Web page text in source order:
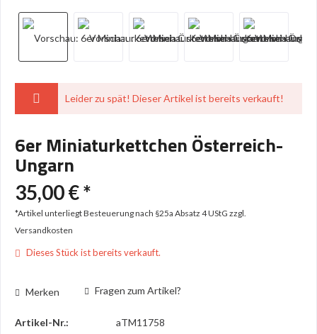
Leider zu spät! Dieser Artikel ist bereits verkauft!
6er Miniaturkettchen Österreich-
Ungarn
35,00 € *
*Artikel unterliegt Besteuerung nach §25a Absatz 4 UStG zzgl.
Versandkosten
Dieses Stück ist bereits verkauft.
Merken Fragen zum Artikel?
Artikel-Nr.: aTM11758